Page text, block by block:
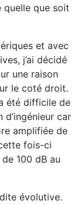
que soit
et avec
j’ai décidé
une raison
le coté droit.
été difficile de
car
amplifiée de
fois-ci
100 dB au
évolutive.